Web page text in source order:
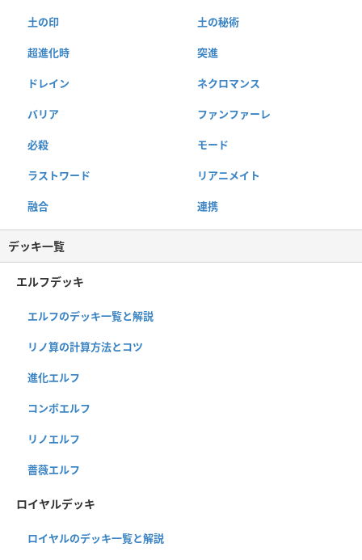
土の印 土の秘術
超進化時 突進
ドレイン ネクロマンス
バリア ファンファーレ
必殺 モード
ラストワード リアニメイト
融合 連携
デッキ一覧
エルフデッキ
エルフのデッキ一覧と解説
リノ算の計算方法とコツ
進化エルフ
コンボエルフ
リノエルフ
薔薇エルフ
ロイヤルデッキ
ロイヤルのデッキ一覧と解説